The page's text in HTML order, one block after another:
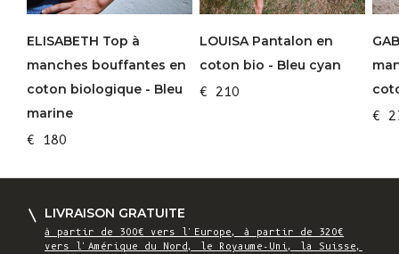
ELISABETH Top à
manches bouffantes en
coton biologique - Bleu
marine
€ 180
LOUISA Pantalon en
coton bio - Bleu cyan
€ 210
€
LIVRAISON GRATUITE
à partir de 300€ vers l'Europe, à partir de 320€
vers l'Amérique du Nord, le Royaume-Uni, la Suisse,